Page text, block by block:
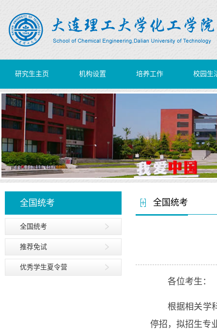
研究生主页 机构设置 培养工作 校园生
全国统考
全国统考
推荐免试
优秀学生夏令营
全国统考
各位考生：
根据相关学
停招，拟招生专